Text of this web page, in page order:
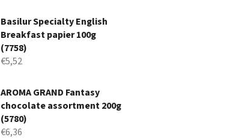
Basilur Specialty English
Breakfast papier 100g
(7758)
€5,52
AROMA GRAND Fantasy
chocolate assortment 200g
(5780)
€6,36